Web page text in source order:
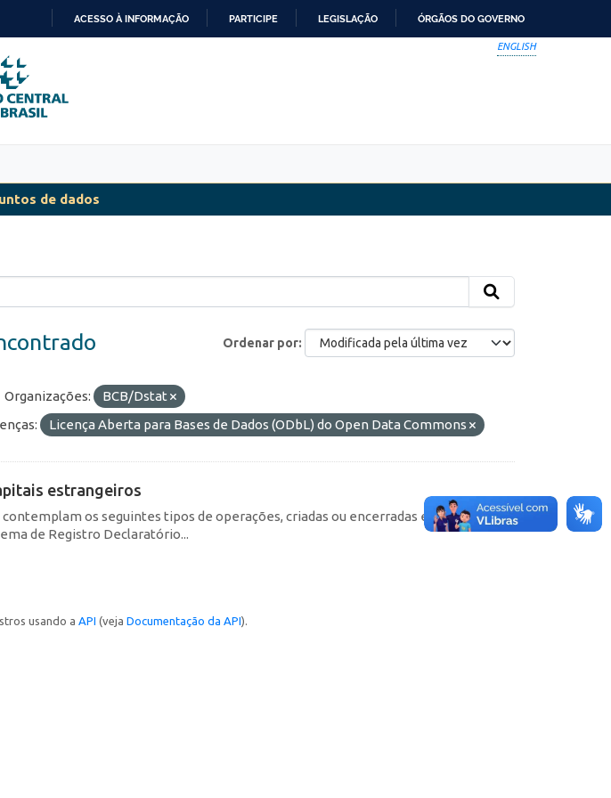
PARA
O
CONTEÚDO
ACESSO À INFORMAÇÃO PARTICIPE LEGISLAÇÃO ÓRGÃOS DO GOVERNO
ENGLISH
de dados
Ordenar por
Organizações:
BCB/Dstat
Licença Aberta para Bases de Dados (ODbL) do Open Data Commons
estrangeiros
os seguintes tipos de operações, criadas ou encerradas em cada
de Registro Declaratório...
usando a API (veja Documentação da API).